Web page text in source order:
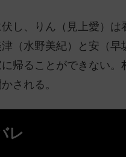
し、りん（見上愛）
（水野美紀）と安（
帰ることができない
される。
レ